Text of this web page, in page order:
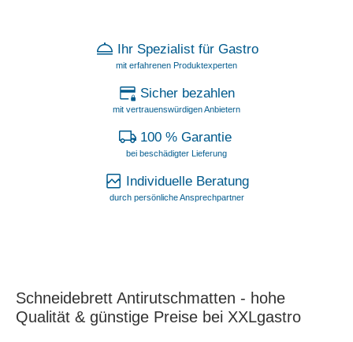
Ihr Spezialist für Gastro
mit erfahrenen Produktexperten
Sicher bezahlen
mit vertrauenswürdigen Anbietern
100 % Garantie
bei beschädigter Lieferung
Individuelle Beratung
durch persönliche Ansprechpartner
Schneidebrett Antirutschmatten - hohe
Qualität & günstige Preise bei XXLgastro